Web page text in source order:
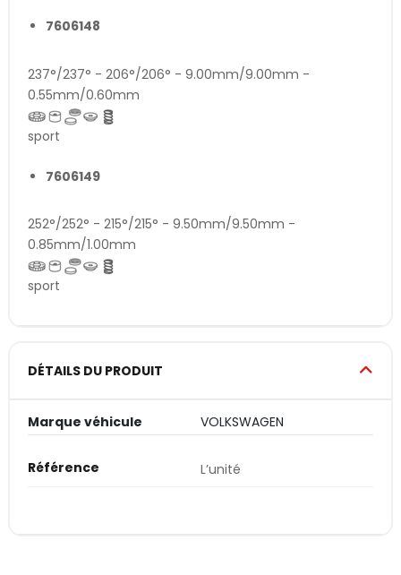
7606148
237°/237° - 206°/206° - 9.00mm/9.00mm -
0.55mm/0.60mm
sport
7606149
252°/252° - 215°/215° - 9.50mm/9.50mm -
0.85mm/1.00mm
sport
DÉTAILS DU PRODUIT
Marque véhicule VOLKSWAGEN
Référence L’unité